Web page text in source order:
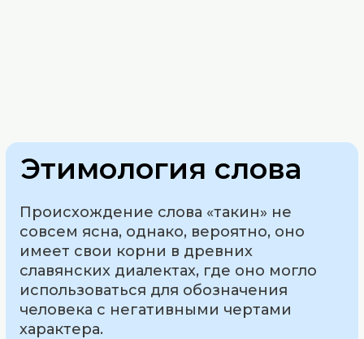
Этимология слова
Происхождение слова «такин» не
совсем ясна, однако, вероятно, оно
имеет свои корни в древних
славянских диалектах, где оно могло
использоваться для обозначения
человека с негативными чертами
характера.